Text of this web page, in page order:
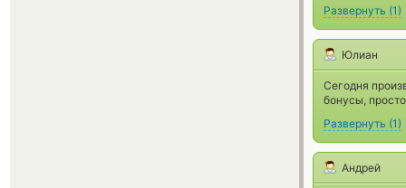
Развернуть (1)
Юлиан
Сегодня
бонусы,
Развернуть (1)
Андрей